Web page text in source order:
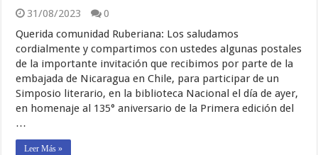
31/08/2023
0
Querida comunidad Ruberiana: Los saludamos
cordialmente y compartimos con ustedes algunas postales
de la importante invitación que recibimos por parte de la
embajada de Nicaragua en Chile, para participar de un
Simposio literario, en la biblioteca Nacional el día de ayer,
en homenaje al 135° aniversario de la Primera edición del
…
Leer Más »